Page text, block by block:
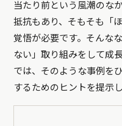
当たり前という風潮のな
抵抗もあり、そもそも「
覚悟が必要です。そんな
ない」取り組みをして成
では、そのような事例を
するためのヒントを提示